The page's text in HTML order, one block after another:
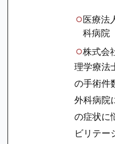
医療法
科病院
株式会
理学療法
の手術件
外科病院
の症状に
ビリテー